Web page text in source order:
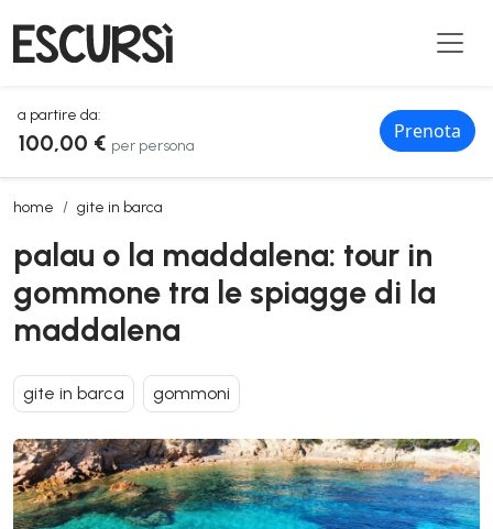
a partire da:
100,00 € per persona
Prenota
home gite in barca
palau o la maddalena: tour in gommone tra le spiagge di la
palau o la maddalena: tour in
gommone tra le spiagge di la
maddalena
gite in barca gommoni